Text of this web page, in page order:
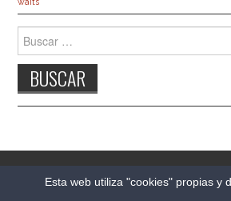
Buscar:
© 2026 CARLESO.COM. TODOS
Esta web utiliza "cookies" propias y